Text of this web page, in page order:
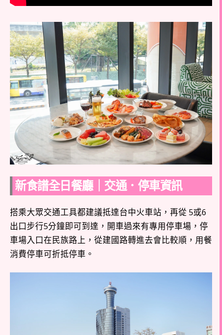
新食譜全日餐廳｜交通．停車資訊
搭乘大眾交通工具都建議抵達台中火車站，再從 5或6
出口步行5分鐘即可到達，開車過來有專用停車場，停
車場入口在民族路上，從建國路轉進去會比較順，用餐
消費停車可折抵停車。